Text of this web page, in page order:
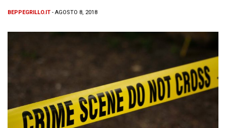
BEPPEGRILLO.IT - AGOSTO 8, 2018